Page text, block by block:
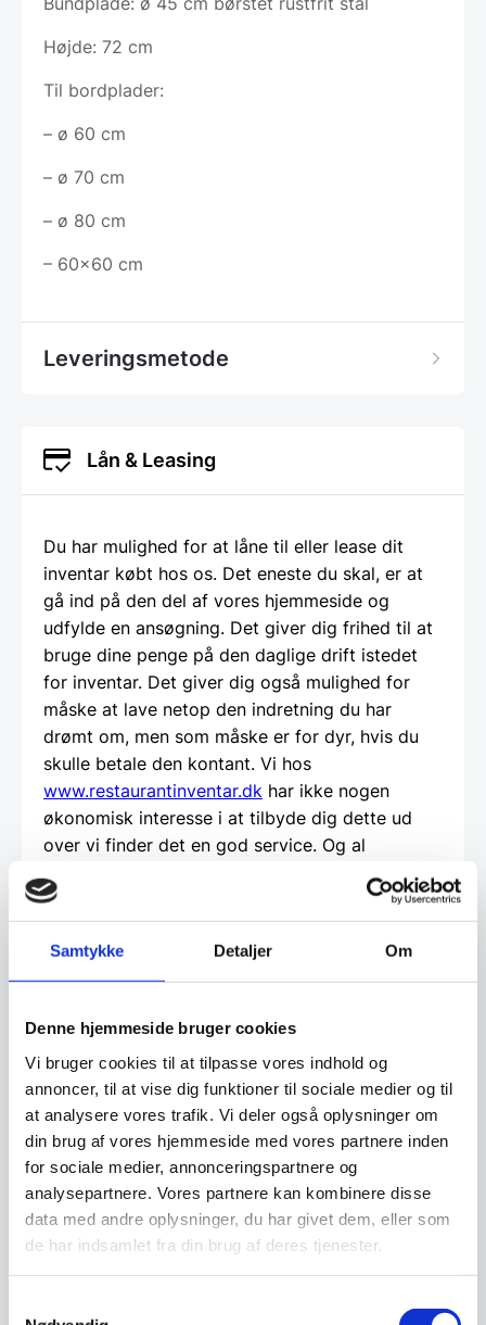
Samtykke Detaljer Om
Denne hjemmeside bruger cookies
Vi bruger cookies til at tilpasse vores indhold og
annoncer, til at vise dig funktioner til sociale medier og til
at analysere vores trafik. Vi deler også oplysninger om
din brug af vores hjemmeside med vores partnere inden
for sociale medier, annonceringspartnere og
analysepartnere. Vores partnere kan kombinere disse
data med andre oplysninger, du har givet dem, eller som
de har indsamlet fra din brug af deres tjenester.
Højde: 72 cm
Til bordplader:
– ø 60 cm
– ø 70 cm
– ø 80 cm
– 60×60 cm
Leveringsmetode
Lån & Leasing
Du har mulighed for at låne til eller lease dit
inventar købt hos os. Det eneste du skal, er at
gå ind på den del af vores hjemmeside og
udfylde en ansøgning. Det giver dig frihed til at
bruge dine penge på den daglige drift istedet
for inventar. Det giver dig også mulighed for
måske at lave netop den indretning du har
drømt om, men som måske er for dyr, hvis du
skulle betale den kontant. Vi hos
www.restaurantinventar.dk har ikke nogen
økonomisk interesse i at tilbyde dig dette ud
over vi finder det en god service. Og al
låntagning og leasing foregår direkte imellem
dig som kunde og en tredjepartner, som vi hos
restaurantinventar.dkhar udvalgt til at tilbyde
denne service.
Vi prismatcher - Klik her
Relaterede varer